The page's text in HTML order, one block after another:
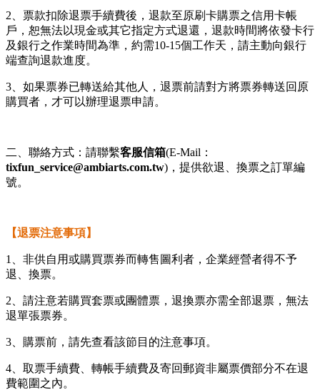
2、票款扣除退票手續費後，退款至原刷卡購票之信用卡帳
戶，恕無法以現金或其它指定方式退還，退款時間將依發卡行
及銀行之作業時間為準，約需10-15個工作天，請主動向銀行
端查詢退款進度。
3、如果票券已轉送給其他人，退票前請對方將票券轉送回原
購買者，才可以辦理退票申請。
二、聯絡方式：請聯繫客服信箱(E-Mail：
tixfun_service@ambiarts.com.tw)，提供欲退、換票之訂單編
號。
【退票注意事項】
1、非供自用或購買票券而轉售圖利者，企業經營者得不予
退、換票。
2、請注意若購買套票或團體票，退換票亦需全部退票，無法
退單張票券。
3、購票前，請先查看該節目的注意事項。
4、取票手續費、轉帳手續費及寄回郵資非屬票價部分不在退
費範圍之內。